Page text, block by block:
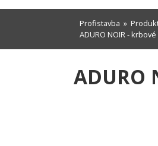
Profistavba »
ADURO NOIR -
ADURO